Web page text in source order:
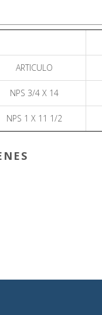
ARTICULO
NPS 3/4 X 14
NPS 1 X 11 1/2